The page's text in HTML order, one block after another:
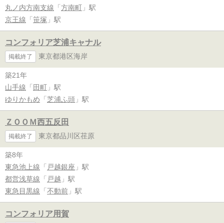
丸ノ内方南支線 「 方南町 」駅
京王線 「 笹塚 」駅
コンフォリア芝浦キャナル
掲載終了 東京都港区海岸
築21年
山手線 「 田町 」駅
ゆりかもめ 「 芝浦ふ頭 」駅
ＺＯＯＭ西五反田
掲載終了 東京都品川区荏原
築8年
東急池上線 「 戸越銀座 」駅
都営浅草線 「 戸越 」駅
東急目黒線 「 不動前 」駅
コンフォリア用賀